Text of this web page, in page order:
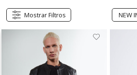
Mostrar Filtros